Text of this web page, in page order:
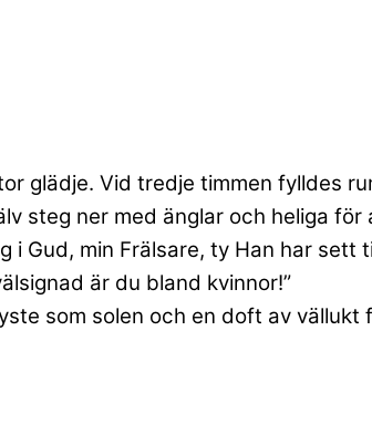
glädje. Vid tredje timmen fylldes
steg ner med änglar och heliga
Gud, min Frälsare, ty Han har sett
är du bland kvinnor!”
som solen och en doft av vällukt